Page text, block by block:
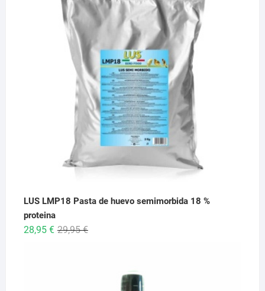
desde
6,95 €
26,95 €
LUS LMP18 Pasta de huevo semimorbida 18 %
proteina
29,95€El
28,95 €
El